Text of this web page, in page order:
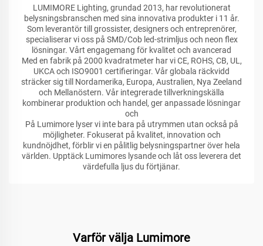
LUMIMORE Lighting, grundad 2013, har revolutionerat
belysningsbranschen med sina innovativa produkter i 11 år.
Som leverantör till grossister, designers och entreprenörer,
specialiserar vi oss på SMD/Cob led-strimljus och neon flex
lösningar. Vårt engagemang för kvalitet och avancerad
Med en fabrik på 2000 kvadratmeter har vi CE, ROHS, CB, UL,
UKCA och ISO9001 certifieringar. Vår globala räckvidd
sträcker sig till Nordamerika, Europa, Australien, Nya Zeeland
och Mellanöstern. Vår integrerade tillverkningskälla
kombinerar produktion och handel, ger anpassade lösningar
och
På Lumimore lyser vi inte bara på utrymmen utan också på
möjligheter. Fokuserat på kvalitet, innovation och
kundnöjdhet, förblir vi en pålitlig belysningspartner över hela
världen. Upptäck Lumimores lysande och låt oss leverera det
värdefulla ljus du förtjänar.
Varför välja Lumimore